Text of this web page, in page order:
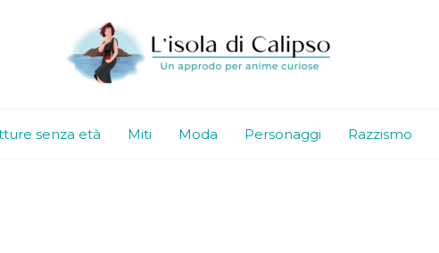
senza età Miti Moda Personaggi Razzismo